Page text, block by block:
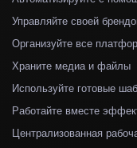
Управляйте своей
Организуйте все
Храните медиа и файлы
Используйте готовые
Работайте вместе
Централизованная